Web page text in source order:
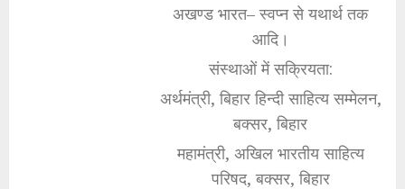
अखण्ड भारत– स्वप्न से यथार्थ तक
आदि।
संस्थाओं में सक्रियता:
अर्थमंत्री, बिहार हिन्दी साहित्य सम्मेलन,
बक्सर, बिहार
महामंत्री, अखिल भारतीय साहित्य
परिषद, बक्सर, बिहार